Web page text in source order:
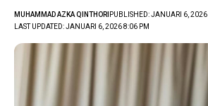
LAST UPDATED: JANUARI 6, 2026 8:06 PM
MUHAMMAD AZKA QINTHORI PUBLISHED: JANUARI 6, 2026